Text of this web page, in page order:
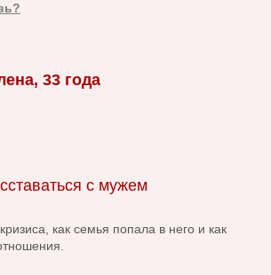
33 года
с мужем
как семья попала в него и как